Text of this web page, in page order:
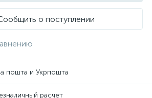
о поступлении
пошта и Укрпошта
расчет